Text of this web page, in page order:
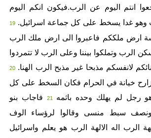
انتم اليوم عن الرب.فيكون انكم اليوم
وهو غدا يسخط على كل جماعة اسرائيل. 19
ارض ملككم فاعبروا الى ارض ملك الرب
الرب وتملكوا بيننا وعلى الرب لا تتمردوا
لانفسكم مذبحا غير مذبح الرب الهنا. 20
خيانة في الحرام فكان السخط على كل
رجل لم يهلك وحده باثمه
21فاجاب بنو
ونصف سبط منسى وقالوا لرؤساء الوف
الرب اله الالهة الرب هو يعلم واسرائيل